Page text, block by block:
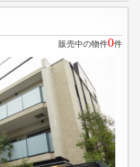
販売中の物件0件